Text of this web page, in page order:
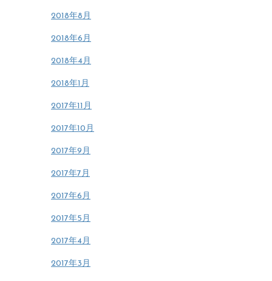
2018年8月
2018年6月
2018年4月
2018年1月
2017年11月
2017年10月
2017年9月
2017年7月
2017年6月
2017年5月
2017年4月
2017年3月